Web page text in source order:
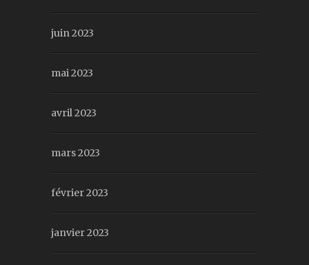
juin 2023
mai 2023
avril 2023
mars 2023
février 2023
janvier 2023